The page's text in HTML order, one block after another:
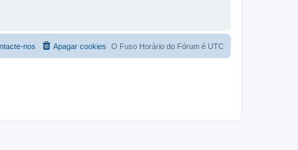
O Fuso Horário do Fórum é UTC
Apagar cookies
nos